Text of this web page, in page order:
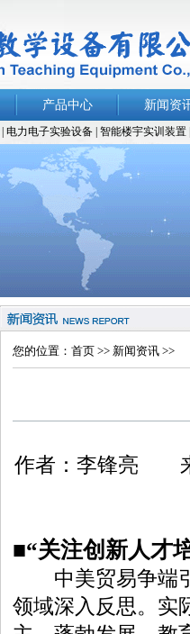
产品中心 新闻资
电力电子实验设备 | 智能楼宇实训装置
您的位置： 首页>> 新闻资讯>>
作者：李锋亮
■“关注创新人才
中美贸易争端引
领域深入反思。实